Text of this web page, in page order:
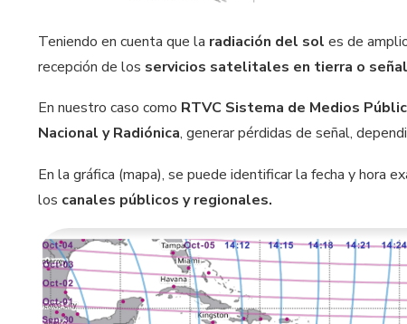
Teniendo en cuenta que la radiación del sol es de
recepción de los servicios satelitales en tierra o
En nuestro caso como RTVC Sistema de Medios
Nacional y Radiónica, generar pérdidas de señal,
En la gráfica (mapa), se puede identificar la fecha y hora
los canales públicos y regionales.